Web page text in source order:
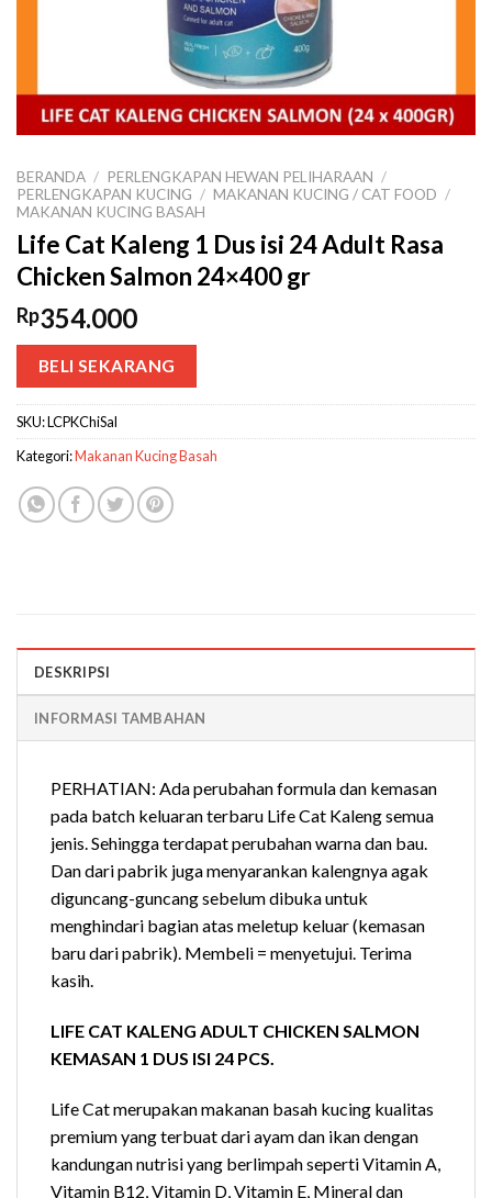
BERANDA / PERLENGKAPAN HEWAN PELIHARAAN /
PERLENGKAPAN KUCING / MAKANAN KUCING / CAT FOOD /
MAKANAN KUCING BASAH
Life Cat Kaleng 1 Dus isi 24 Adult Rasa
Chicken Salmon 24×400 gr
Rp354.000
BELI SEKARANG
SKU:LCPKChiSal
Kategori:Makanan Kucing Basah
DESKRIPSI
INFORMASI TAMBAHAN
PERHATIAN: Ada perubahan formula dan kemasan
pada batch keluaran terbaru Life Cat Kaleng semua
jenis. Sehingga terdapat perubahan warna dan bau.
Dan dari pabrik juga menyarankan kalengnya agak
diguncang-guncang sebelum dibuka untuk
menghindari bagian atas meletup keluar (kemasan
baru dari pabrik). Membeli = menyetujui. Terima
kasih.
LIFE CAT KALENG ADULT CHICKEN SALMON
KEMASAN 1 DUS ISI 24 PCS.
Life Cat merupakan makanan basah kucing kualitas
premium yang terbuat dari ayam dan ikan dengan
kandungan nutrisi yang berlimpah seperti Vitamin A,
Vitamin B12, Vitamin D, Vitamin E, Mineral dan